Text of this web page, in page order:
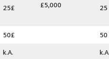
25£ £5,000 25
50£ 50
k.A.